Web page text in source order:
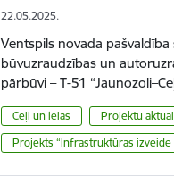
22.05.2025.
Ventspils novada
būvuzraudzības un
pārbūvi – T-51
Ceļi un ielas
Projektu
Projekts “Infrastruktūras